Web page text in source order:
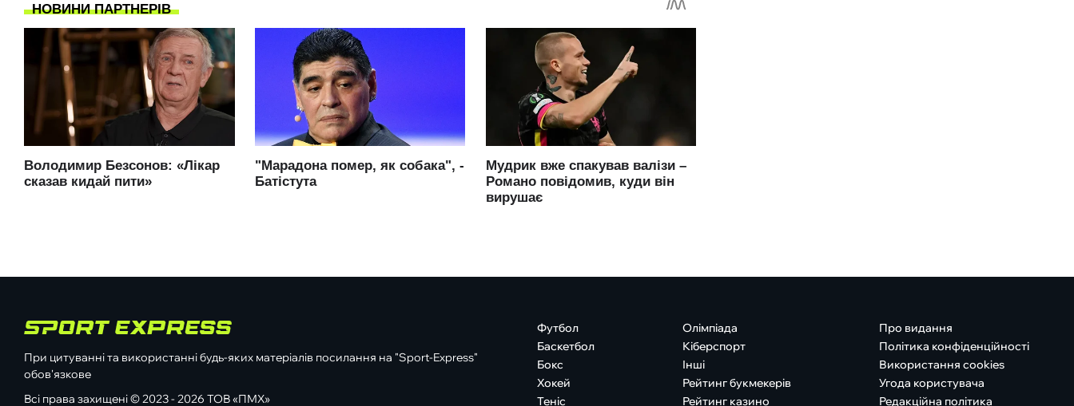
При цитуванні та використанні будь-яких матеріалів посилання на "Sport-Express"
обов'язкове
Всі права захищені © 2023 - 2026 ТОВ «ПМХ»
Футбол
Баскетбол
Бокс
Хокей
Теніс
Олімпіада
Кіберспорт
Інші
Рейтинг букмекерів
Рейтинг казино
Про видання
Політика конфіденційності
Використання cookies
Угода користувача
Редакційна політика